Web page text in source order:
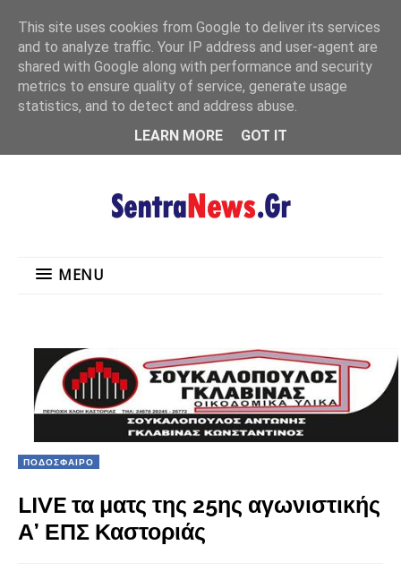
MENU
MENU
ΠΟΔΟΣΦΑΙΡΟ
LIVE τα ματς της 25ης αγωνιστικής
Α’ ΕΠΣ Καστοριάς
This site uses cookies from Google to deliver its services
and to analyze traffic. Your IP address and user-agent are
shared with Google along with performance and security
metrics to ensure quality of service, generate usage
statistics, and to detect and address abuse.
LEARN MORE
GOT IT